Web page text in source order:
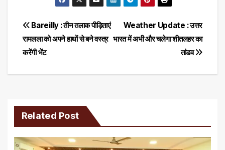
Post
navigation
Weather Update : उत्तर
भारत में अभी और चलेगा शीतलहर का
तांडव
Bareilly : तीन तलाक पीड़िताएं
रामलला को अपने हाथों से बने वस्त्र
करेंगी भेंट
Related Post